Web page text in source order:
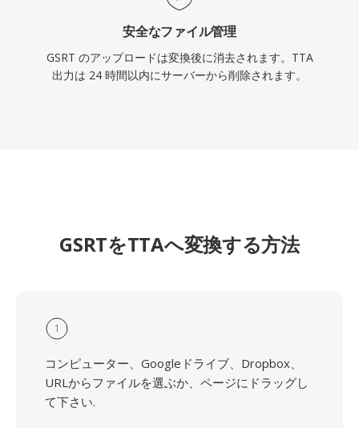
安全なファイル管理
GSRT のアップロードは変換後に消去されます。TTA
出力は 24 時間以内にサーバーから削除されます。
GSRTをTTAへ変換する方法
1
コンピューター、Googleドライブ、Dropbox、
URLからファイルを選ぶか、ページにドラッグし
て下さい.